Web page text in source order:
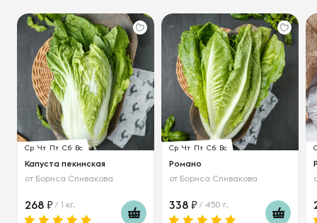
Ср Чт Пт Сб Вс
Капуста пекинская
от Бориса Спивакова
268 / 1 кг.
Ср Чт Пт Сб Вс
Романо
от Бориса Спивакова
338 / 450 г.